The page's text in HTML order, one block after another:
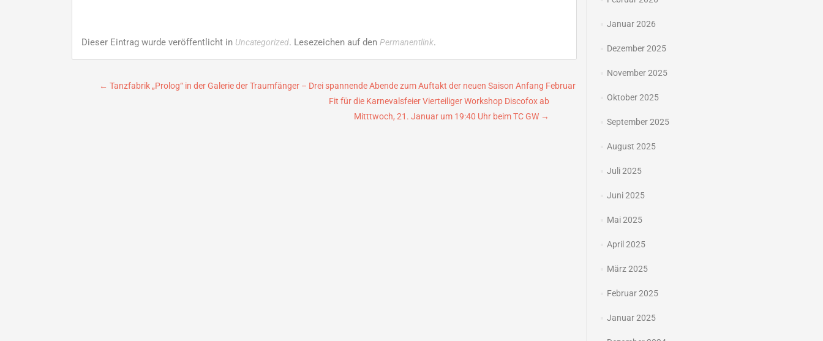
Dieser Eintrag wurde veröffentlicht in Uncategorized. Lesezeichen auf den Permanentlink.
Beitragsnavigation
← Tanzfabrik „Prolog“ in der Galerie der Traumfänger – Drei spannende Abende zum Auftakt der neuen Saison Anfang Februar
Fit für die Karnevalsfeier Vierteiliger Workshop Discofox ab
Mitttwoch, 21. Januar um 19:40 Uhr beim TC GW →
Januar 2026
Dezember 2025
November 2025
Oktober 2025
September 2025
August 2025
Juli 2025
Juni 2025
Mai 2025
April 2025
März 2025
Februar 2025
Januar 2025